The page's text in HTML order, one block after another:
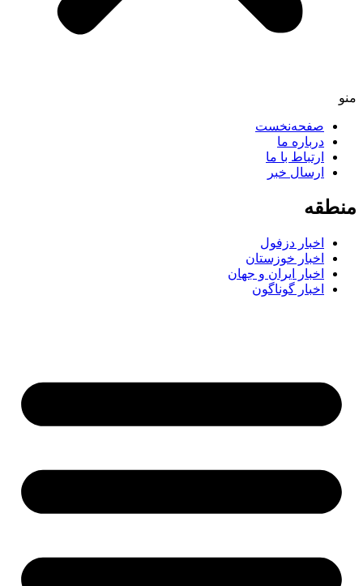
صفحه‌نخست
درباره ما
ارتباط با ما
ارسال خبر
اخبار دزفول
اخبار خوزستان
اخبار ایران و جهان
اخبار گوناگون